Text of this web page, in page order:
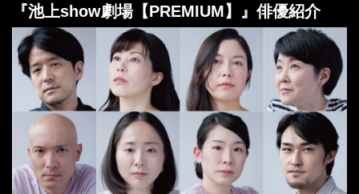
『池上show劇場【PREMIUM】』俳優紹介